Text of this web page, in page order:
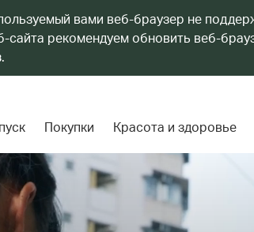
вами веб-браузер не
рекомендуем обновить веб-
.
Покупки Красота и здоровье